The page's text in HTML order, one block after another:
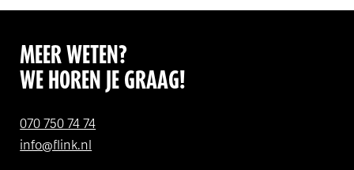
MEER WETEN?
WE HOREN JE GRAAG!
070 750 74 74
info@flink.nl